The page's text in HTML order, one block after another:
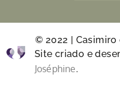
© 2022 | Casimiro
Site criado e
Joséphine.